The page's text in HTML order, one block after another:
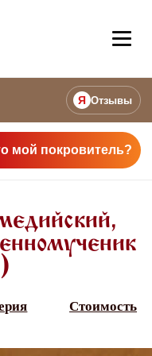
Я Отзывы
мой покровитель?
Стоимость